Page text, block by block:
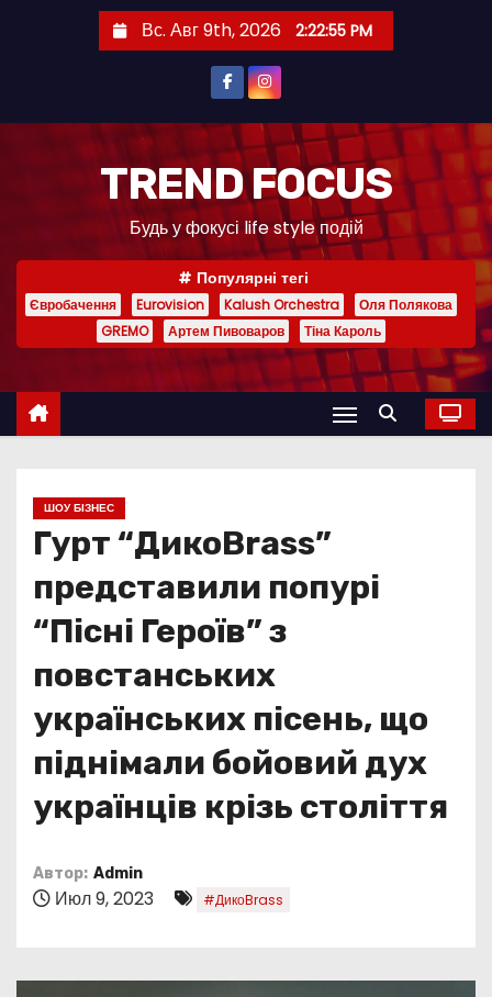
и
Вс. Авг 9th, 2026 2:22:56 PM
TREND FOCUS
Будь у фокусі life style подій
Популярні тегі
Євробачення Eurovision Kalush Orchestra
Оля Полякова
GREMO
Артем Пивоваров Тіна Кароль
ШОУ БІЗНЕС
Гурт “ДикоBrass”
представили попурі
“Пісні Героїв” з
повстанських
українських пісень, що
піднімали бойовий дух
українців крізь століття
Автор: Admin
Июл 9, 2023 #ДикоBrass